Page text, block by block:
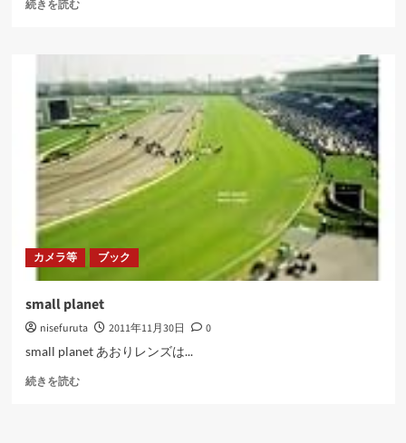
続きを読む
る
の
ね
に
つ
い
さ
ら
カメラ等 ブック
small planet
nisefuruta 2011年11月30日
0
small planet あおりレンズは...
続きを読むsmall